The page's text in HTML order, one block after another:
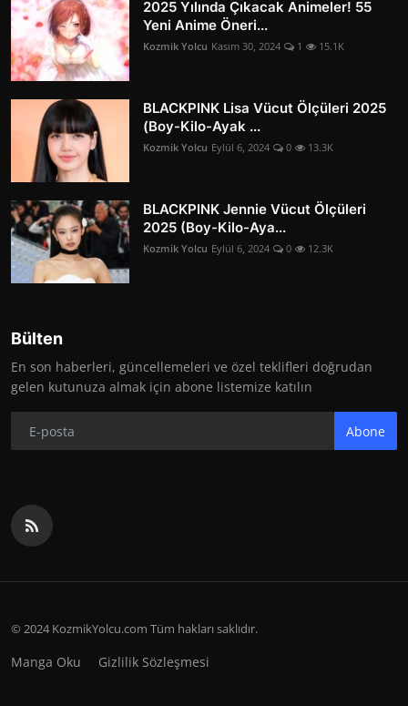
2025 Yılında Çıkacak Animeler! 55
Yeni Anime Öneri...
Kozmik Yolcu Kasım 30, 2024 1 15.1K
BLACKPINK Lisa Vücut Ölçüleri 2025
(Boy-Kilo-Ayak ...
Kozmik Yolcu Eylül 6, 2024 0 13.3K
BLACKPINK Jennie Vücut Ölçüleri
2025 (Boy-Kilo-Aya...
Kozmik Yolcu Eylül 6, 2024 0 12.3K
Bülten
En son haberleri, güncellemeleri ve özel teklifleri doğrudan
gelen kutunuza almak için abone listemize katılın
Abone
© 2024 KozmikYolcu.com Tüm hakları saklıdır.
Manga Oku Gizlilik Sözleşmesi